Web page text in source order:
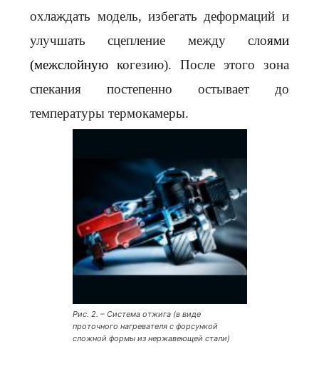
охлаждать модель, избегать деформаций и
улучшать сцепление между слоями
(межслойную когезию). После этого зона
спекания постепенно остывает до
температуры термокамеры.
Рис. 2. – Система отжига (в виде
проточного нагревателя с форсункой
сложной формы из нержавеющей стали)